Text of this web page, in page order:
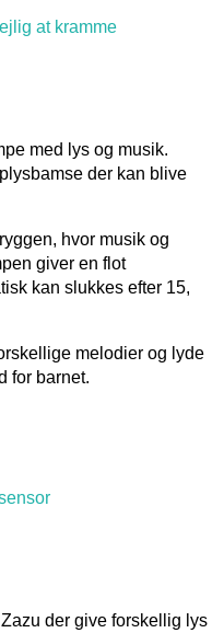
med lys og musik.
der kan blive
hvor musik og
giver en flot
kan slukkes efter 15,
melodier og lyde
for barnet.
der give forskellig lys